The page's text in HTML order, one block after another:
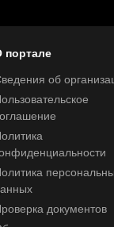
портале
об
документов